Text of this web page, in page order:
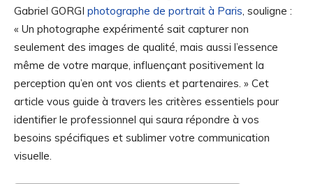
Gabriel GORGI photographe de portrait à Paris, souligne :
« Un photographe expérimenté sait capturer non
seulement des images de qualité, mais aussi l’essence
même de votre marque, influençant positivement la
perception qu’en ont vos clients et partenaires. » Cet
article vous guide à travers les critères essentiels pour
identifier le professionnel qui saura répondre à vos
besoins spécifiques et sublimer votre communication
visuelle.